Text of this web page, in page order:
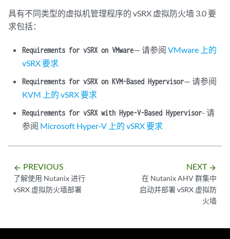
具有不同类型的虚拟机管理程序的 vSRX 虚拟防火墙 3.0 要
求包括：
Requirements for vSRX on VMware— 请参阅VMware 上的
vSRX 要求
Requirements for vSRX on KVM-Based Hypervisor— 请参阅
KVM 上的 vSRX 要求
Requirements for vSRX with Hype-V-Based Hypervisor- 请
参阅 Microsoft Hyper-V 上的 vSRX 要求
arrow_backward PREVIOUS
了解使用 Nutanix 进行
vSRX 虚拟防火墙部署
NEXT arrow_forward
在 Nutanix AHV 群集中
启动并部署 vSRX 虚拟防
火墙